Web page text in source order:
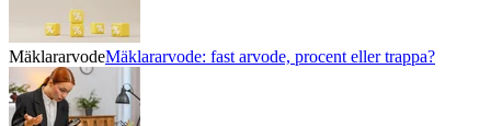
MäklararvodeMäklararvode: fast arvode, procent eller trappa?